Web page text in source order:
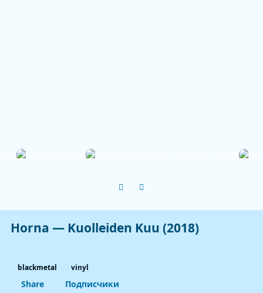
Previous carousel slide
Next carousel slide
Horna — Kuolleiden Kuu (2018)
blackmetal vinyl
Share
Подписчики